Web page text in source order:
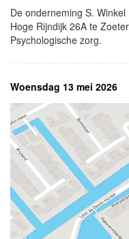
De onderneming S.
Hoge Rijndijk 26A te
Psychologische zorg.
Woensdag 13 mei 2026